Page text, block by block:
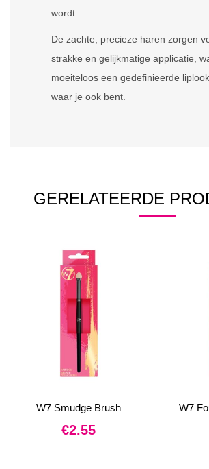
wordt.
De zachte, precieze haren zorgen
strakke en gelijkmatige applicatie,
moeiteloos een gedefinieerde
waar je ook bent.
GERELATEERDE
W7 Smudge Brush
€2.55
W7